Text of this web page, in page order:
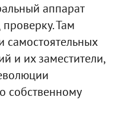
аппарат
Там
самостоятельных
и их заместители,
собственному